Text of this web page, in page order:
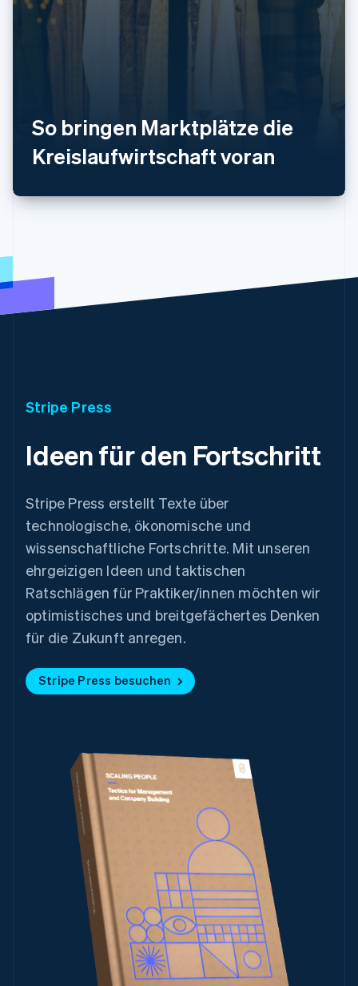
So bringen Marktplätze die
Kreislaufwirtschaft voran
Stripe Press
Ideen für den Fortschritt
Stripe Press erstellt Texte über
technologische, ökonomische und
wissenschaftliche Fortschritte. Mit unseren
ehrgeizigen Ideen und taktischen
Ratschlägen für Praktiker/innen möchten wir
optimistisches und breitgefächertes Denken
für die Zukunft anregen.
Stripe Press besuchen
Finnland
English
English
English
Italien
Kanada
Kroatien
Litauen
English
FrançaisDeutsch English
Malaysia
Malta
English
Mexiko
EspañolEnglish
Neuseeland
Niederlande
NederlandsEnglish
Norwegen
DeutschEnglish
Polen
Rumänien
English
Schweden
Svenska English
Schweiz
Deutsch Français
Singapur
简体中文
Slowakei
Slowenien
Italiano
Sonderverwaltungsregion Hongkong,